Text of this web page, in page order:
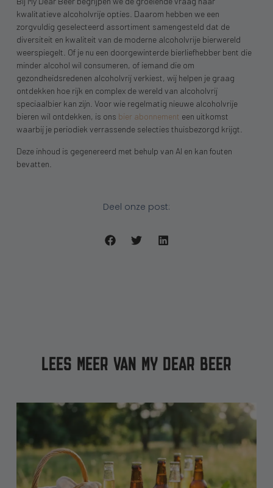
kwalitatieve alcoholvrije opties. Daarom hebben we een
zorgvuldig geselecteerd assortiment samengesteld dat de
diversiteit en kwaliteit van de moderne alcoholvrije bierwereld
weerspiegelt. Of je nu een doorgewinterde bierliefhebber bent die
minder alcohol wil consumeren, of iemand die om
gezondheidsredenen alcoholvrij verkiest, wij helpen je graag
ontdekken hoe rijk en complex de wereld van alcoholvrij
speciaalbier kan zijn. Voor wie regelmatig nieuwe alcoholvrije
bieren wil ontdekken, is ons bier abonnement een uitkomst
waarbij je periodiek verrassende selecties thuisbezorgd krijgt.
Deze inhoud is gegenereerd met behulp van AI en kan fouten
bevatten.
Deel onze post:
LEES MEER VAN MY DEAR BEER